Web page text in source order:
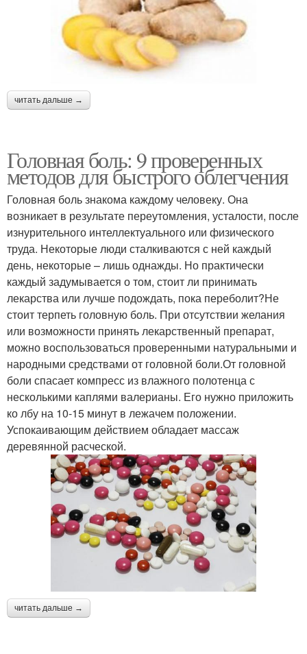
читать дальше →
Головная боль: 9 проверенных
методов для быстрого облегчения
Головная боль знакома каждому человеку. Она
возникает в результате переутомления, усталости, после
изнурительного интеллектуального или физического
труда. Некоторые люди сталкиваются с ней каждый
день, некоторые – лишь однажды. Но практически
каждый задумывается о том, стоит ли принимать
лекарства или лучше подождать, пока переболит?Не
стоит терпеть головную боль. При отсутствии желания
или возможности принять лекарственный препарат,
можно воспользоваться проверенными натуральными и
народными средствами от головной боли.От головной
боли спасает компресс из влажного полотенца с
несколькими каплями валерианы. Его нужно приложить
ко лбу на 10-15 минут в лежачем положении.
Успокаивающим действием обладает массаж
деревянной расческой.
читать дальше →